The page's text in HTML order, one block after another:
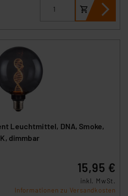
Leuchtmittel, DNA, Smoke,
dimmbar
15,95 €
inkl. MwSt.
Informationen zu Versandkosten